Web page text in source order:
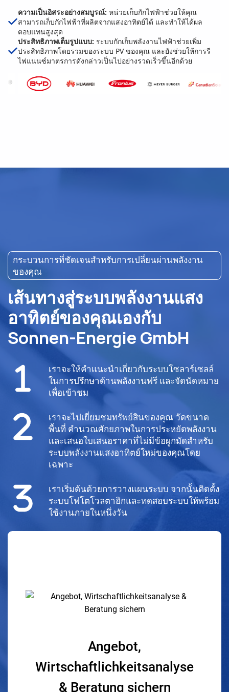
ความเป็นอิสระอย่างสมบูรณ์: หน่วยเก็บกักไฟฟ้าช่วยให้คุณ
สามารถเก็บกักไฟฟ้าที่ผลิตจากแสงอาทิตย์ได้ และทำให้ได้ผล
ตอบแทนสูงสุด
ประสิทธิภาพเต็มรูปแบบ: ระบบกักเก็บพลังงานไฟฟ้าช่วยเพิ่ม
ประสิทธิภาพโดยรวมของระบบ PV ของคุณ และยังช่วยให้การรี
ไฟแนนซ์มาตรการดังกล่าวเป็นไปอย่างรวดเร็วขึ้นอีกด้วย
กระบวนการที่ชัดเจนสำหรับการเปลี่ยนผ่านพลังงาน
ของคุณ
เส้นทางสู่ระบบพลังงานแสง
อาทิตย์ของคุณเองกับ
Sonnen-Energie GmbH
เราจะให้คำแนะนำเกี่ยวกับระบบโซลาร์เซลล์
ในการปรึกษาด้านพลังงานฟรี และจัดนัดหมาย
เพื่อเข้าชม
เราจะไปเยี่ยมชมทรัพย์สินของคุณ วัดขนาด
พื้นที่ คำนวณศักยภาพในการประหยัดพลังงาน
และเสนอใบเสนอราคาที่ไม่มีข้อผูกมัดสำหรับ
ระบบพลังงานแสงอาทิตย์ใหม่ของคุณโดย
เฉพาะ
เราเริ่มต้นด้วยการวางแผนระบบ จากนั้นติดตั้ง
ระบบโฟโตโวลตาอิกและทดสอบระบบให้พร้อม
ใช้งานภายในหนึ่งวัน